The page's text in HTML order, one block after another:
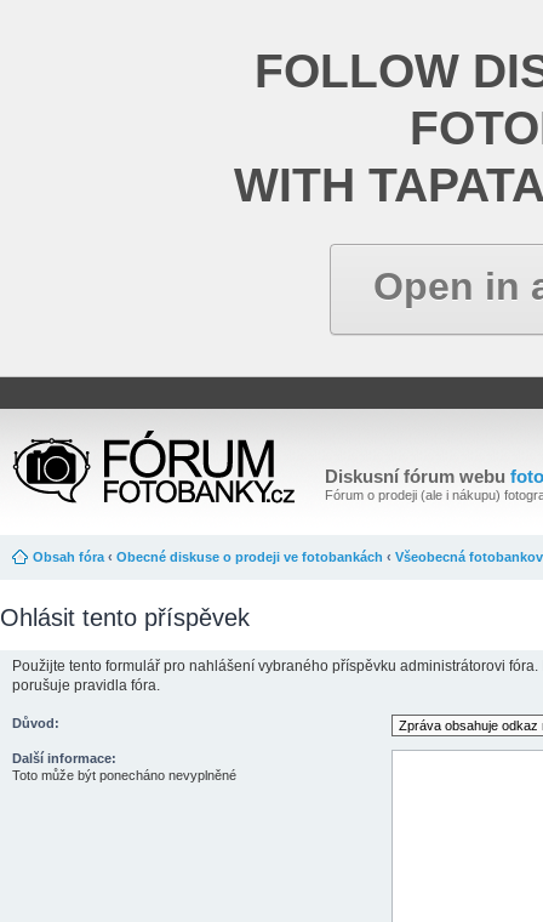
FOLLOW
WITH
Open in
Diskusní fórum webu
Fórum o prodeji (ale i nákupu)
Obsah fóra ‹ Obecné diskuse o prodeji ve fotobankách ‹ Všeobecná
Ohlásit tento příspěvek
Použijte tento formulář pro nahlášení vybraného příspěvku administrátorovi
porušuje pravidla fóra.
Důvod:
Další informace:
Toto může být ponecháno nevyplněné